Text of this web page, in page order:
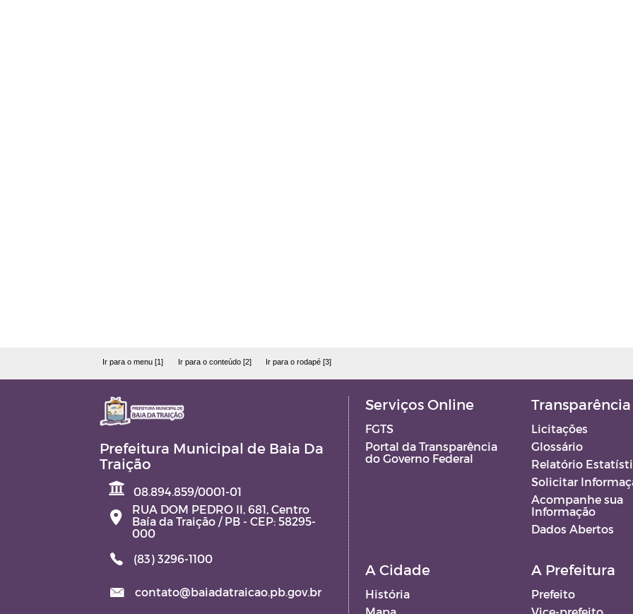
Ir para o menu [1] Ir para o conteúdo [2] Ir para o rodapé [3]
Prefeitura Municipal de Baia Da
Traição
08.894.859/0001-01
RUA DOM PEDRO II, 681, Centro
Baía da Traição / PB - CEP: 58295-
000
(83) 3296-1100
contato@baiadatraicao.pb.gov.br
Serviços Online
FGTS
Portal da Transparência
do Governo Federal
Transparência
Licitações
Glossário
Relatório
Solicitar
Acompanhe sua
Informação
Dados Abertos
A Cidade
História
A Prefeitura
Prefeito